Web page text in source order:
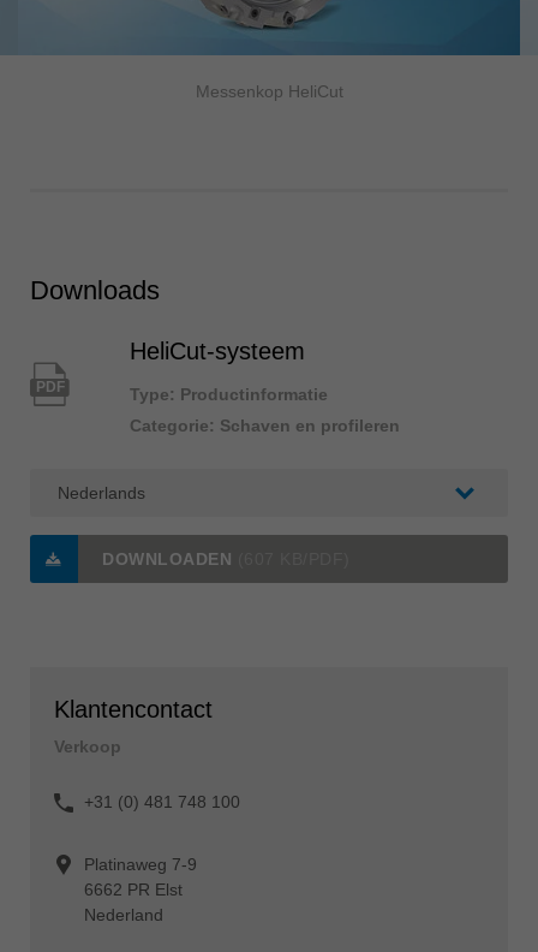
Messenkop HeliCut
Downloads
PDF
HeliCut-systeem
Type: Productinformatie
Categorie: Schaven en profileren
DOWNLOADEN
Klantencontact
Verkoop
+31 (0) 481 748 100
Platinaweg 7-9
6662 PR Elst
Nederland